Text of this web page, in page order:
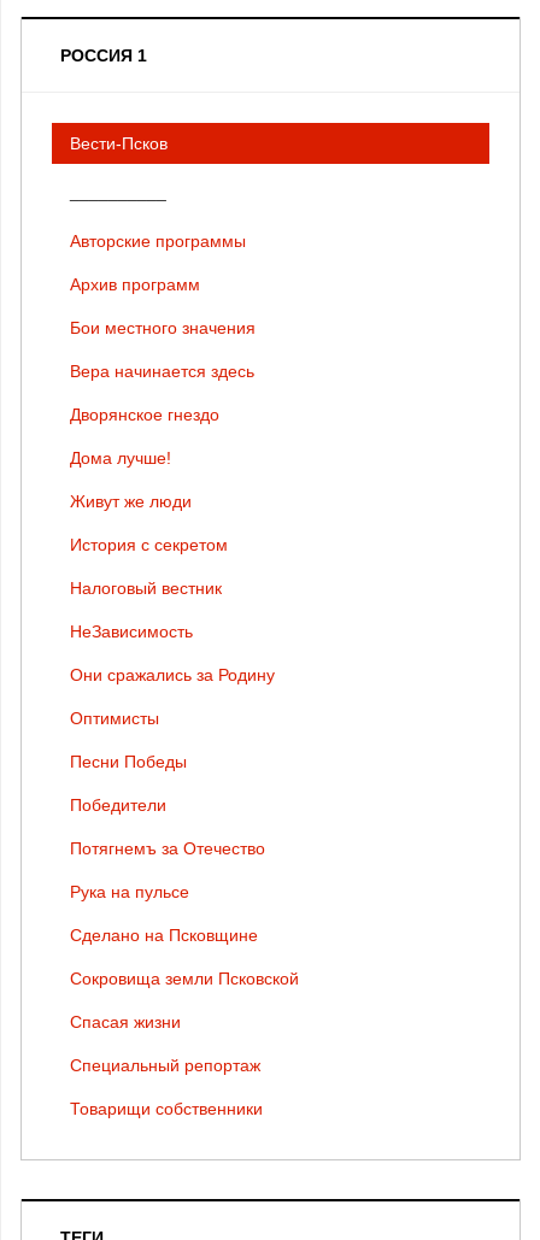
РОССИЯ 1
Вести-Псков
Авторские программы
Архив программ
Бои местного значения
Вера начинается здесь
Дворянское гнездо
Дома лучше!
Живут же люди
История с секретом
Налоговый вестник
НеЗависимость
Они сражались за Родину
Оптимисты
Песни Победы
Победители
Потягнемъ за Отечество
Рука на пульсе
Сделано на Псковщине
Сокровища земли Псковской
Спасая жизни
Специальный репортаж
Товарищи собственники